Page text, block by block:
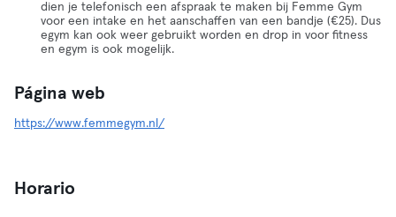
dien je telefonisch een afspraak te maken bij Femme Gym
voor een intake en het aanschaffen van een bandje (€25). Dus
egym kan ook weer gebruikt worden en drop in voor fitness
en egym is ook mogelijk.
Página web
https://www.femmegym.nl/
Horario